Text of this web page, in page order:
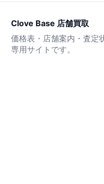
Clove Base 店舗買取
価格表・店舗案内・査定
専用サイトです。